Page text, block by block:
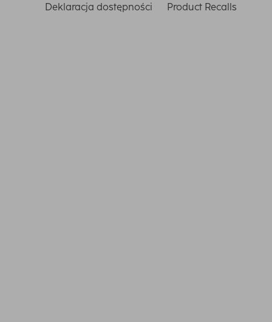
Deklaracja dostępności
Product Recalls